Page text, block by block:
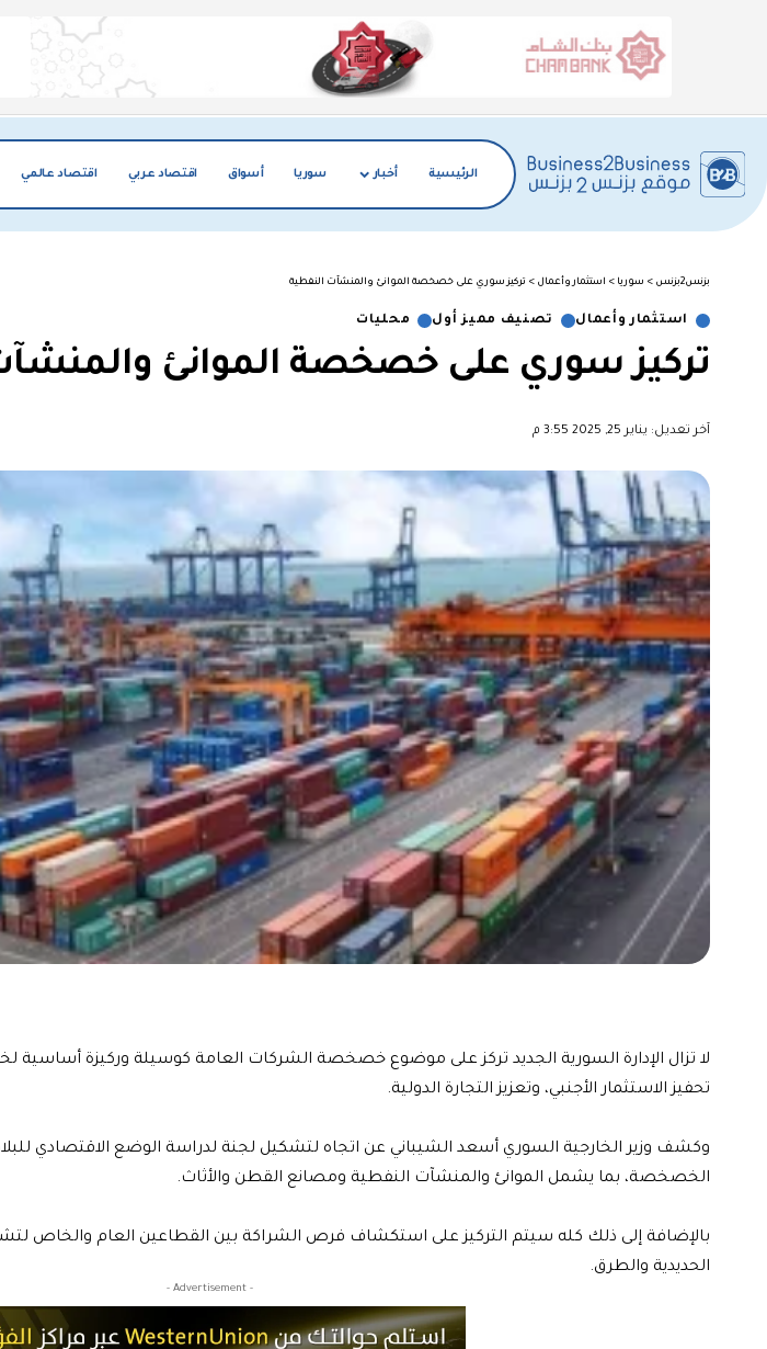
الرئيسية أخبار سوريا أسواق اقتصاد عربي اقتصاد عالمي
بزنس2بزنس > سوريا > استثمار وأعمال > تركيز سوري على خصخصة الموانئ والمنشآت النفطية
استثمار وأعمال تصنيف مميز أول محليات
تركيز سوري على خصخصة الموانئ
آخر تعديل: يناير 25, 2025 3:55 م
لا تزال الإدارة السورية الجديد تركز على موضوع خصخصة الشركات العامة كوسيلة وركيزة أساسية
تحفيز الاستثمار الأجنبي، وتعزيز التجارة الدولية.
وكشف وزير الخارجية السوري أسعد الشيباني عن اتجاه لتشكيل لجنة لدراسة الوضع الاقتصادي للبلاد
الخصخصة، بما يشمل الموانئ والمنشآت النفطية ومصانع القطن والأثاث.
بالإضافة إلى ذلك كله سيتم التركيز على استكشاف فرص الشراكة بين القطاعين العام والخاص
الحديدية والطرق.
- Advertisement -